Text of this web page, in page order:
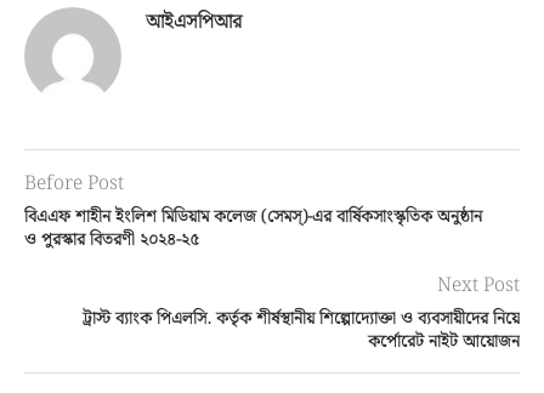
আইএসপিআর
Before Post
বিএএফ শাহীন ইংলিশ মিডিয়াম কলেজ (সেমস্)-এর বার্ষিকসাংস্কৃতিক অনুষ্ঠান
ও পুরস্কার বিতরণী ২০২৪-২৫
Next Post
ট্রাস্ট ব্যাংক পিএলসি. কর্তৃক শীর্ষস্থানীয় শিল্পোদ্যোক্তা ও ব্যবসায়ীদের নিয়ে
কর্পোরেট নাইট আয়োজন